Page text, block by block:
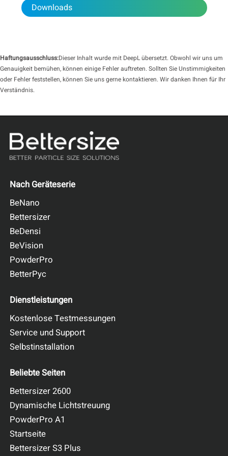
Downloads
Haftungsausschluss:Dieser Inhalt wurde mit DeepL übersetzt. Obwohl wir uns um
Genauigkeit bemühen, können einige Fehler auftreten. Sollten Sie Unstimmigkeiten
oder Fehler feststellen, können Sie uns gerne kontaktieren. Wir danken Ihnen für Ihr
Verständnis.
Nach Geräteserie
BeNano
Bettersizer
BeDensi
BeVision
PowderPro
BetterPyc
Dienstleistungen
Kostenlose Testmessungen
Service und Support
Selbstinstallation
Beliebte Seiten
Bettersizer 2600
Dynamische Lichtstreuung
PowderPro A1
Startseite
Bettersizer S3 Plus